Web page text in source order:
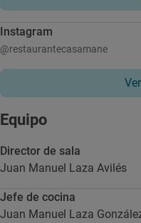
Instagram
@restaurantecasamane
Equipo
Director de sala
Juan Manuel Laza Avilés
Jefe de cocina
Juan Manuel Laza